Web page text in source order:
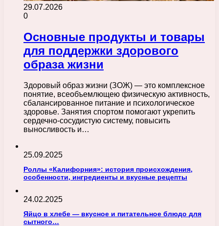
29.07.2026
0
Основные продукты и товары
для поддержки здорового
образа жизни
Здоровый образ жизни (ЗОЖ) — это комплексное
понятие, всеобъемлющею физическую активность,
сбалансированное питание и психологическое
здоровье. Занятия спортом помогают укрепить
сердечно-сосудистую систему, повысить
выносливость и…
25.09.2025
Роллы «Калифорния»: история происхождения,
особенности, ингредиенты и вкусные рецепты
24.02.2025
Яйцо в хлебе — вкусное и питательное блюдо для
сытного…